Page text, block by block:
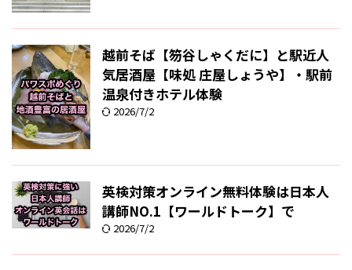
越前そば【笏谷しゃくだに】と駅近人
気居酒屋【味処 庄屋しょうや】・駅前
温泉付きホテル体験
2026/7/2
英検対策オンライン無料体験は日本人
講師NO.1【ワールドトーク】で
2026/7/2